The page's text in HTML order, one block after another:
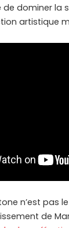
dominer la
artistique
n’est pas
de